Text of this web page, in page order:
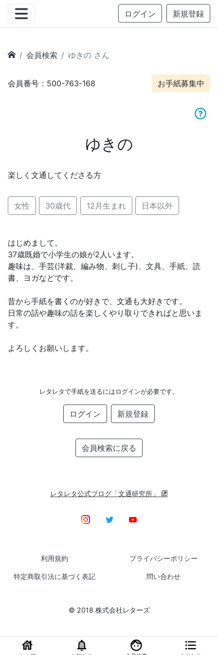
ログイン 新規登録
会員検索 ゆきの さん
会員番号：500-763-168 お手紙募集中
ゆきの
楽しく文通してくださる方
女性 30歳代 12月生まれ 日本以外
はじめまして。
37歳既婚で小学生の娘が2人います。
趣味は、手芸(洋裁、編み物、刺し子)、文具、手紙、読
書、ヨガなどです。
昔から手紙を書くのが好きで、文通も大好きです。
日常の話や趣味の話を楽しくやり取りできればと思いま
す。
よろしくお願いします。
レタレタで手紙を送るにはログインが必要です。
ログイン 新規登録
会員検索に戻る
レタレタ公式ブログ「文通研究所」
利用規約 プライバシーポリシー
特定商取引法に基づく表記 問い合わせ
© 2018 株式会社レターズ